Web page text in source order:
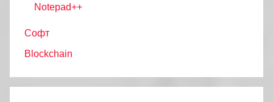
Notepad++
Софт
Blockchain